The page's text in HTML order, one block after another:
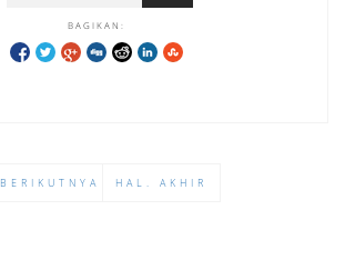
BAGIKAN:
BERIKUTNYA HAL. AKHIR